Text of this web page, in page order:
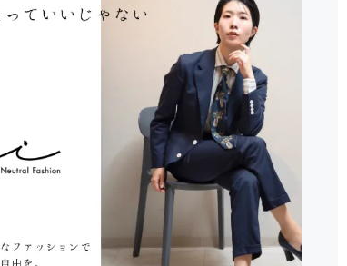
ゲーム・サービス開発 フード・飲
ビューティ
CAMPFIRE for Social Good
CAMPFIRE Creation
CAMPFIREふるさと納税machi-yaコミュニティ